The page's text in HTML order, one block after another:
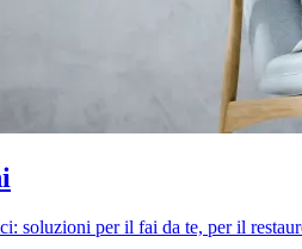
soluzioni per il fai da te, per il